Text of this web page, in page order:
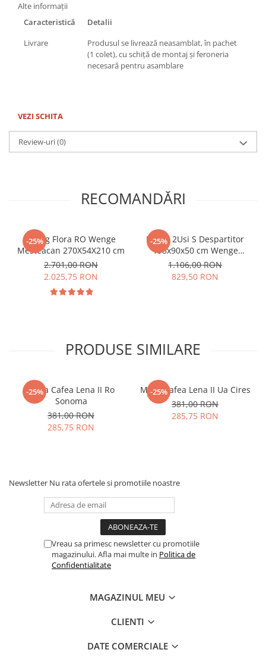
Alte informații
Caracteristică
Detalii
Livrare
Produsul se livrează neasamblat, în pachet
(1 colet), cu schiță de montaj și feroneria
necesară pentru asamblare
VEZI SCHITA
Review-uri(0)
RECOMANDĂRI
-25%
Living Flora RO Wenge
Mesteacan 270X54X210 cm
2.701,00 RON
2.025,75 RON
-25%
Dulap 2Usi S Despartitor
198x90x50 cm Wenge
Mesteacan
1.106,00 RON
829,50 RON
PRODUSE SIMILARE
-25%
Masa Cafea Lena II Ro
Sonoma
381,00 RON
285,75 RON
-25%
Masa Cafea Lena II Ua Cires
381,00 RON
285,75 RON
Newsletter Nu rata ofertele si promotiile noastre
Vreau sa primesc newsletter cu promotiile
magazinului. Afla mai multe in Politica de
Confidentialitate
MAGAZINUL MEU
CLIENTI
DATE COMERCIALE